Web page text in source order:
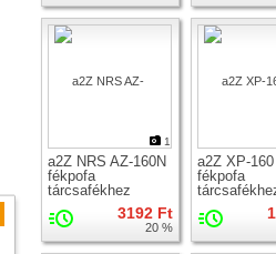
1
a2Z NRS AZ-160N
fékpofa
tárcsafékhez
3192 Ft
20 %
a2Z XP-160
fékpofa